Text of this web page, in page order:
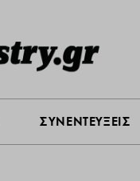
ΣΥΝΕΝΤΕΥΞΕΙΣ